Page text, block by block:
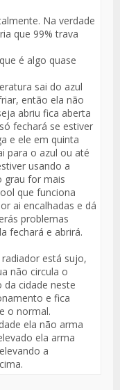
Na verdade
que 99% trava
é algo quase
sai do azul
então ela não
abriu fica aberta
fechará se estiver
e ele em quinta
para o azul ou até
usando a
grau for mais
que funciona
ai encalhadas e dá
problemas
fechará e abrirá.
está sujo,
não circula o
cidade neste
e fica
o normal.
ela não arma
ela arma
a